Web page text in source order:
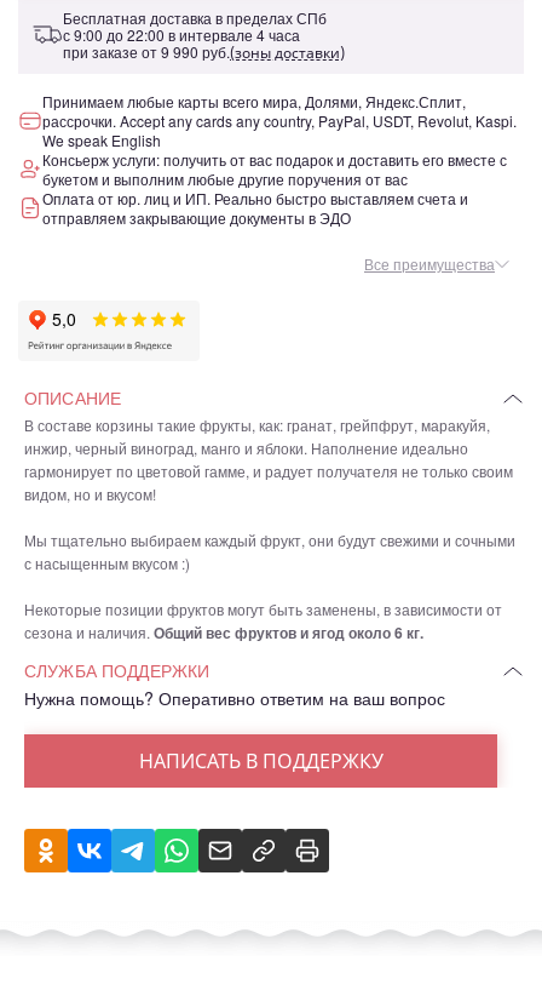
Бесплатная доставка в пределах СПб
с 9:00 до 22:00 в интервале 4 часа
при заказе от9 990 руб.(зоны доставки)
Принимаем любые карты всего мира, Долями, Яндекс.Сплит,
рассрочки. Accept any cards any country, PayPal, USDT, Revolut, Kaspi.
We speak English
Консьерж услуги: получить от вас подарок и доставить его вместе с
букетом и выполним любые другие поручения от вас
Оплата от юр. лиц и ИП. Реально быстро выставляем счета и
отправляем закрывающие документы в ЭДО
Все преимущества
ОПИСАНИЕ
В составе корзины такие фрукты, как: гранат, грейпфрут, маракуйя,
инжир, черный виноград, манго и яблоки. Наполнение идеально
гармонирует по цветовой гамме, и радует получателя не только своим
видом, но и вкусом!
Мы тщательно выбираем каждый фрукт, они будут свежими и сочными
с насыщенным вкусом :)
Некоторые позиции фруктов могут быть заменены, в зависимости от
сезона и наличия. Общий вес фруктов и ягод около 6 кг.
СЛУЖБА ПОДДЕРЖКИ
Нужна помощь? Оперативно ответим на ваш вопрос
НАПИСАТЬ В ПОДДЕРЖКУ